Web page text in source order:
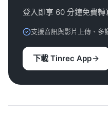
登入即享 60 分鐘免費
支援音訊與影片上傳、多
下載 Tinrec App